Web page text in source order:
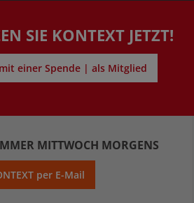
SIE KONTEXT JETZT!
einer Spende | als Mitglied
MITTWOCH MORGENS
per E-Mail